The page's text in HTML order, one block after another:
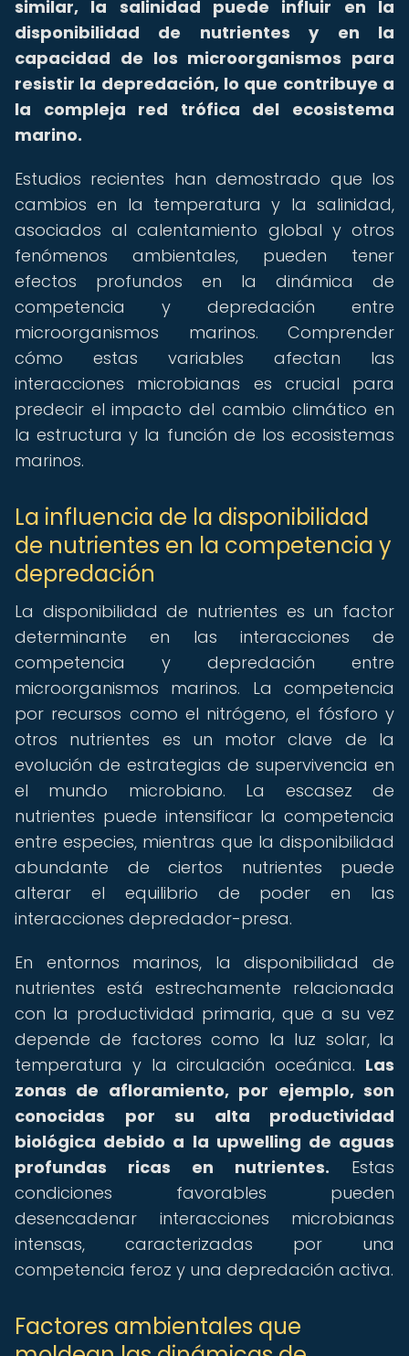
similar, la salinidad puede influir en la
disponibilidad de nutrientes y en la
capacidad de los microorganismos para
resistir la depredación, lo que contribuye a
la compleja red trófica del ecosistema
marino.
Estudios recientes han demostrado que los
cambios en la temperatura y la salinidad,
asociados al calentamiento global y otros
fenómenos ambientales, pueden tener
efectos profundos en la dinámica de
competencia y depredación entre
microorganismos marinos. Comprender
cómo estas variables afectan las
interacciones microbianas es crucial para
predecir el impacto del cambio climático en
la estructura y la función de los ecosistemas
marinos.
La influencia de la disponibilidad
de nutrientes en la competencia y
depredación
La disponibilidad de nutrientes es un factor
determinante en las interacciones de
competencia y depredación entre
microorganismos marinos. La competencia
por recursos como el nitrógeno, el fósforo y
otros nutrientes es un motor clave de la
evolución de estrategias de supervivencia en
el mundo microbiano. La escasez de
nutrientes puede intensificar la competencia
entre especies, mientras que la disponibilidad
abundante de ciertos nutrientes puede
alterar el equilibrio de poder en las
interacciones depredador-presa.
En entornos marinos, la disponibilidad de
nutrientes está estrechamente relacionada
con la productividad primaria, que a su vez
depende de factores como la luz solar, la
temperatura y la circulación oceánica. Las
zonas de afloramiento, por ejemplo, son
conocidas por su alta productividad
biológica debido a la upwelling de aguas
profundas ricas en nutrientes. Estas
condiciones favorables pueden
desencadenar interacciones microbianas
intensas, caracterizadas por una
competencia feroz y una depredación activa.
Factores ambientales que